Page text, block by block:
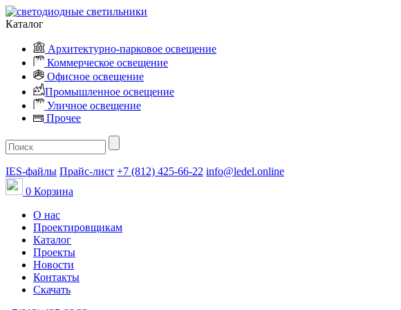
Каталог
Архитектурно-парковое освещение
Коммерческое освещение
Офисное освещение
Промышленное освещение
Уличное освещение
Прочее
IES-файлы Прайс-лист +7 (812) 425-66-22 info@ledel.online
0 Корзина
О нас
Проектировщикам
Каталог
Проекты
Новости
Контакты
Скачать